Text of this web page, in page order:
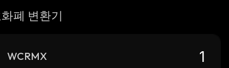
폐 변환기
WCRMX